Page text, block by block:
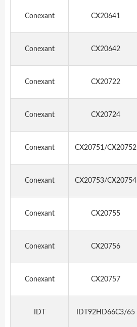
Conexant CX20641
Conexant CX20642
Conexant CX20722
Conexant CX20724
Conexant CX20751/CX20752
Conexant CX20753/CX20754
Conexant CX20755
Conexant CX20756
Conexant CX20757
IDT IDT92HD66C3/65